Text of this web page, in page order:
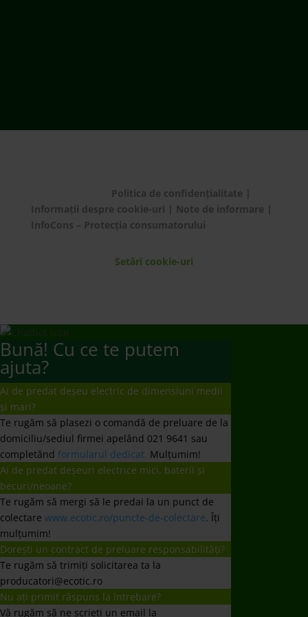
Politica de confidențialitate
Informații despre cookie-uri
Note de informare
InfoCons – Protecția consumatorului
Setări cookie-uri
Bună! Cu ce te putem
ajuta?
Ai de predat deșeu electric de dimensiuni medii
și mari?
Te rugăm să plasezi o comandă de preluare de la
domiciliu/sediul firmei apelând 021 9641 sau
completând formularul dedicat. Mulțumim!
Ai de predat deșeuri electrice mici, baterii și
becuri/neoane?
Te rugăm să mergi să le predai la un punct de
colectare www.ecotic.ro/puncte-de-colectare. Îți
mulțumim!
Dorești un contract de preluare responsabilități?
Te rugăm să trimiți solicitarea ta la
producatori@ecotic.ro
Nu ați primit răspuns la întrebare?
Vă rugăm să ne scrieți un email la